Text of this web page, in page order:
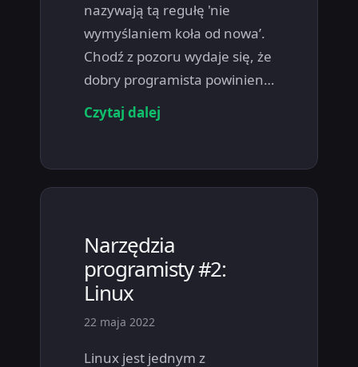
nazywają tą regułę 'nie
wymyślaniem koła od nowa’.
Chodź z pozoru wydaje się, że
dobry programista powinien…
Czytaj dalej
Narzędzia
programisty #2:
Linux
22 maja 2022
Linux jest jednym z